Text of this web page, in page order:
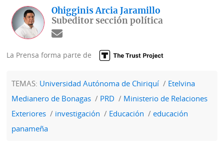
Ohigginis Arcia Jaramillo
Subeditor sección política
La Prensa forma parte de
TEMAS: Universidad Autónoma de Chiriquí
Etelvina
Medianero de Bonagas
PRD
Ministerio de Relaciones
Exteriores
investigación Educación
educación
panameña